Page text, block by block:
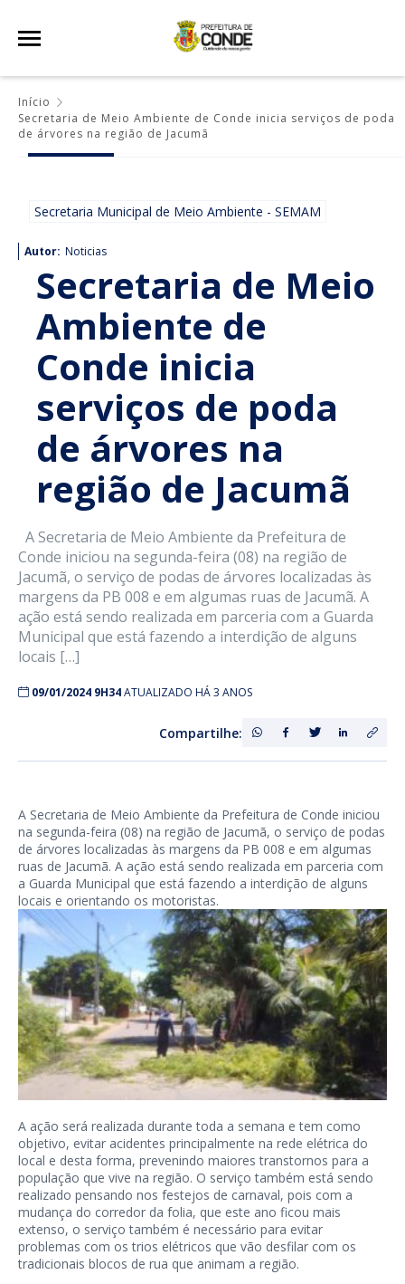
Início
Secretaria de Meio Ambiente de Conde inicia serviços de poda
de árvores na região de Jacumã
Secretaria Municipal de Meio Ambiente - SEMAM
Autor: Noticias
Secretaria de Meio
Ambiente de
Conde inicia
serviços de poda
de árvores na
região de Jacumã
A Secretaria de Meio Ambiente da Prefeitura de
Conde iniciou na segunda-feira (08) na região de
Jacumã, o serviço de podas de árvores localizadas às
margens da PB 008 e em algumas ruas de Jacumã. A
ação está sendo realizada em parceria com a Guarda
Municipal que está fazendo a interdição de alguns
locais […]
09/01/2024 9H34ATUALIZADO HÁ 3 ANOS
Compartilhe:
A Secretaria de Meio Ambiente da Prefeitura de Conde iniciou
na segunda-feira (08) na região de Jacumã, o serviço de podas
de árvores localizadas às margens da PB 008 e em algumas
ruas de Jacumã. A ação está sendo realizada em parceria com
a Guarda Municipal que está fazendo a interdição de alguns
locais e orientando os motoristas.
A ação será realizada durante toda a semana e tem como
objetivo, evitar acidentes principalmente na rede elétrica do
local e desta forma, prevenindo maiores transtornos para a
população que vive na região. O serviço também está sendo
realizado pensando nos festejos de carnaval, pois com a
mudança do corredor da folia, que este ano ficou mais
extenso, o serviço também é necessário para evitar
problemas com os trios elétricos que vão desfilar com os
tradicionais blocos de rua que animam a região.